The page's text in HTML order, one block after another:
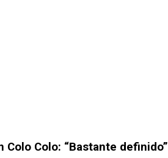
Colo: “Bastante definido”